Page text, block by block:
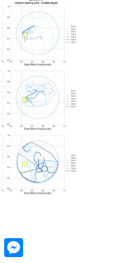
Messenger